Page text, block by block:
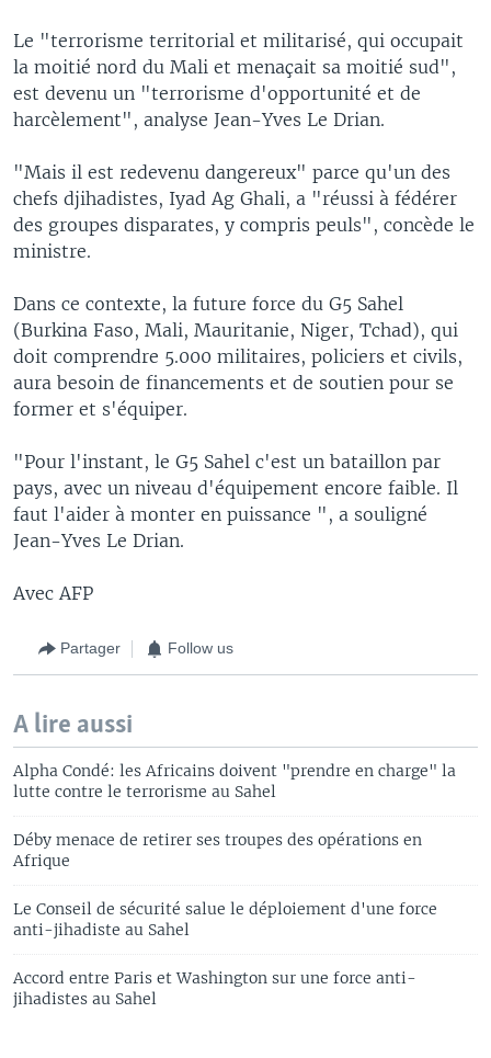
Le "terrorisme territorial et militarisé, qui occupait
la moitié nord du Mali et menaçait sa moitié sud",
est devenu un "terrorisme d'opportunité et de
harcèlement", analyse Jean-Yves Le Drian.
"Mais il est redevenu dangereux" parce qu'un des
chefs djihadistes, Iyad Ag Ghali, a "réussi à fédérer
des groupes disparates, y compris peuls", concède le
ministre.
Dans ce contexte, la future force du G5 Sahel
(Burkina Faso, Mali, Mauritanie, Niger, Tchad), qui
doit comprendre 5.000 militaires, policiers et civils,
aura besoin de financements et de soutien pour se
former et s'équiper.
"Pour l'instant, le G5 Sahel c'est un bataillon par
pays, avec un niveau d'équipement encore faible. Il
faut l'aider à monter en puissance ", a souligné
Jean-Yves Le Drian.
Avec AFP
Partager Follow us
A lire aussi
Alpha Condé: les Africains doivent "prendre en charge" la
lutte contre le terrorisme au Sahel
Déby menace de retirer ses troupes des opérations en
Afrique
Le Conseil de sécurité salue le déploiement d'une force
anti-jihadiste au Sahel
Accord entre Paris et Washington sur une force anti-
jihadistes au Sahel